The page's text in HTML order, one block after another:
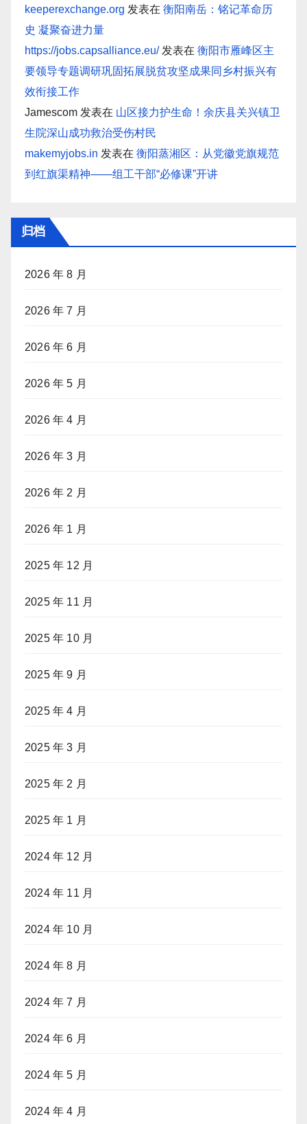
keeperexchange.org 发表在 衡阳南岳：铭记革命历
史 凝聚奋进力量
https://jobs.capsalliance.eu/发表在 衡阳市雁峰区主
要领导专题调研巩固拓展脱贫攻坚成果同乡村振兴有
效衔接工作
Jamescom 发表在 山区接力护生命！余庆县关兴镇卫
生院深山成功救治受伤村民
makemyjobs.in 发表在 衡阳蒸湘区：从党徽党旗规范
到红旗渠精神——组工干部“必修课”开讲
归档
2026 年 8 月
2026 年 7 月
2026 年 6 月
2026 年 5 月
2026 年 4 月
2026 年 3 月
2026 年 2 月
2026 年 1 月
2025 年 12 月
2025 年 11 月
2025 年 10 月
2025 年 9 月
2025 年 4 月
2025 年 3 月
2025 年 2 月
2025 年 1 月
2024 年 12 月
2024 年 11 月
2024 年 10 月
2024 年 8 月
2024 年 7 月
2024 年 6 月
2024 年 5 月
2024 年 4 月